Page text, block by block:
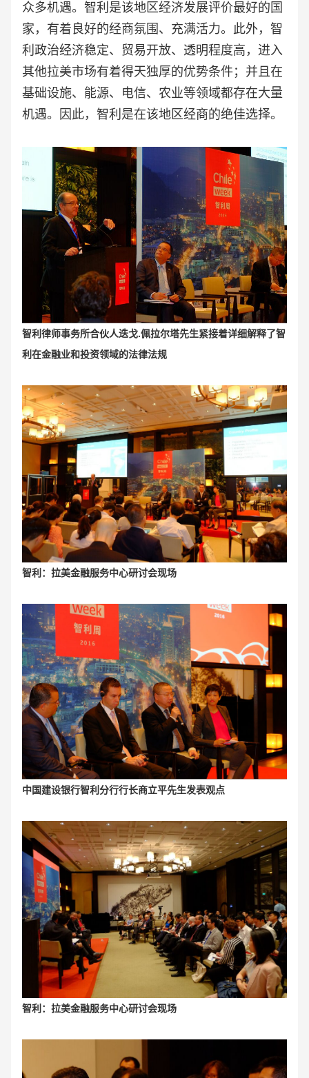
众多机遇。智利是该地区经济发展评价最好的国
家，有着良好的经商氛围、充满活力。此外，智
利政治经济稳定、贸易开放、透明程度高，进入
其他拉美市场有着得天独厚的优势条件；并且在
基础设施、能源、电信、农业等领域都存在大量
机遇。因此，智利是在该地区经商的绝佳选择。
智利律师事务所合伙人迭戈.佩拉尔塔先生紧接着详细解释了智
利在金融业和投资领域的法律法规
智利：拉美金融服务中心研讨会现场
中国建设银行智利分行行长商立平先生发表观点
智利：拉美金融服务中心研讨会现场